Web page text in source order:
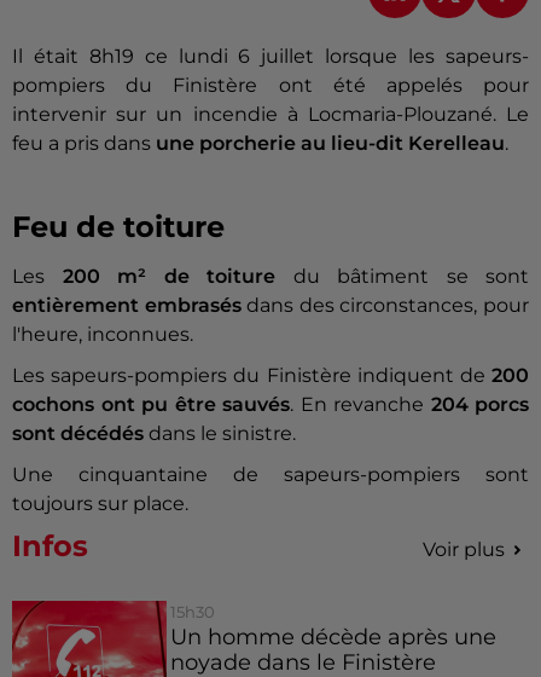
Il était 8h19 ce lundi 6 juillet lorsque les sapeurs-
pompiers du Finistère ont été appelés pour
intervenir sur un incendie à Locmaria-Plouzané. Le
feu a pris dans une porcherie au lieu-dit Kerelleau.
Feu de toiture
Les 200 m² de toiture du bâtiment se sont
entièrement embrasésdans des circonstances, pour
l'heure, inconnues.
Les sapeurs-pompiers du Finistère indiquent de 200
cochons ont pu être sauvés. En revanche 204 porcs
sont décédés dans le sinistre.
Une cinquantaine de sapeurs-pompiers sont
toujours sur place.
Infos Voir plus
15h30
Un homme décède après une
noyade dans le Finistère